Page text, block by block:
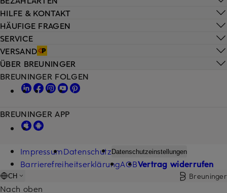
HILFE & KONTAKT
HÄUFIGE FRAGEN
SERVICE
VERSAND
ÜBER BREUNINGER
BREUNINGER FOLGEN
BREUNINGER APP
ImpressumDatenschutz Datenschutzeinstellungen
BarrierefreiheitserklärungAGBVertrag widerrufen
CH Breuninger
Nach oben